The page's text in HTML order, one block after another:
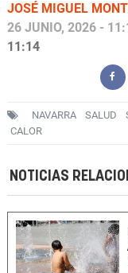
JOSÉ MIGUEL
26 JUNIO, 2026 -
11:14
NAVARRA SALUD
CALOR
NOTICIAS